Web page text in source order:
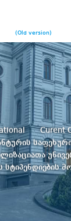
(Old version)
Curent
სტიპენდიების